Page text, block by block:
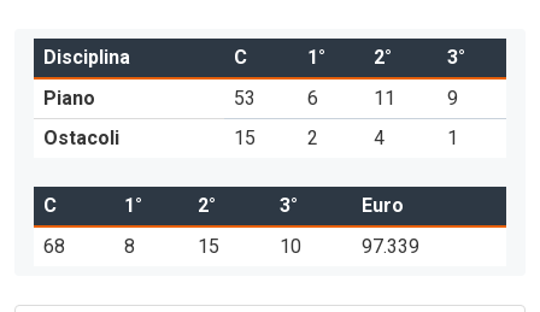
Disciplina C 1° 2°
3°
Piano
53 6 11
9
Ostacoli
15 2 4 1
C 1° 2° 3°
Euro
68
8 15 10 97.339